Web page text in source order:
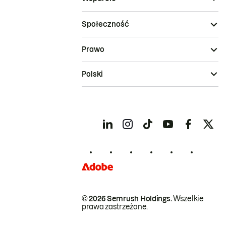
Społeczność
© 2026 Semrush Holdings.Wszelkie
prawa zastrzeżone.
Prawo
Polski